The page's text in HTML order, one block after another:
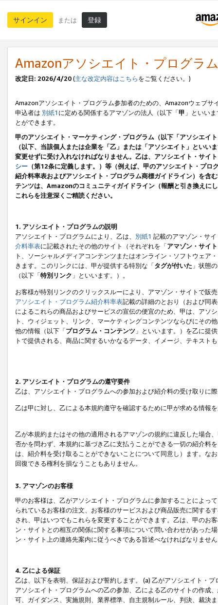
サインイン または 登録
Amazonアソシエイト・プログラ
改定日: 2026/4/20(主な改定内容はこちらをご覧ください。)
Amazonアソシエイト・プログラム参加者のための、Amazonウェブサ
申込者は 別紙1 に定める関係するアマゾンの法人（以下「甲 」といい
とができます。
甲のアソシエイト・マーケティング・プログラム（以下「アソシエイ
（以下、当該個人または企業を「乙」または「アソシエイト」とい
変更せずに受け入れなければなりません。乙は、アソシエイト・サイ
シー （第12条に定義します。）等（例えば、甲のアソシエイト・プ
紹介料率表およびアソシエイト・プログラム商標ガイドライン）を
テンツは、Amazonのコミュニティガイドライン（報酬と引き換えに
これらを注意深くご精読ください。
1. アソシエイト・プログラムの説明
アソシエイト・プログラムにより、乙は、 別紙1 記載のアマゾン・サ
介料率表に記載されたその他のサイト（それぞれを「アマゾン・サイト
ト、ソーシャルメディアコンテンツまたはオンライン・ソフトウェア
きます。このリンクには、甲が提供する特別な「タグが付いた 」状態
（以下「特別リンク 」といいます。）。
お客様が特別リンクのクリックスルーにより、アマゾン・サイトで販
アソシエイト・プログラム紹介料率表記載の詳細のとおり（および同
によるこれらの商品およびサービスの宣伝の便宜のため、甲は、アソ
ト、ウィジェット、リンク、マーケティングコンテンツならびにその
他の情報（以下「プログラム・コンテンツ 」といいます。）を乙に提
トで提供される、商品に関するいかなるデータ、イメージ、テキス
2. アソシエイト・プログラムの遵守要件
乙は、アソシエイト・プログラムへの参加および紹介料の受け取りに
乙は甲に対し、乙による本規約遵守を確認するために甲が求める情報
乙が本規約またはその他の適用されるアマゾンの規約に違反した場合
否かを問わず、本規約に基づき乙に支払うことができる一切の紹介料
は、紹介料を受け取ることができないことについて同意し）ます。な
回復できる権利を損なうこともありません。
3. アマゾンのお客様
甲のお客様は、乙がアソシエイト・プログラムに参加することによっ
られているお客様の注文、お客様のサービスおよび商品販売に関する
され、甲はいつでもこれらを変更することができます。乙は、甲のお
ン・サイトとの相互の関係に関する事項について問い合わせがあった
ン・サイト上の連絡先案内に従うべきである旨述べなければなりませ
4. 乙による保証
乙は、以下を表明、保証および誓約します。 (a) 乙がアソシエイト・
アソシエイト・プログラムへの乙の参加、乙による乙のサイトの作成
可、ガイダンス、実施規則、業界標準、自主規制ルール、判決、裁決